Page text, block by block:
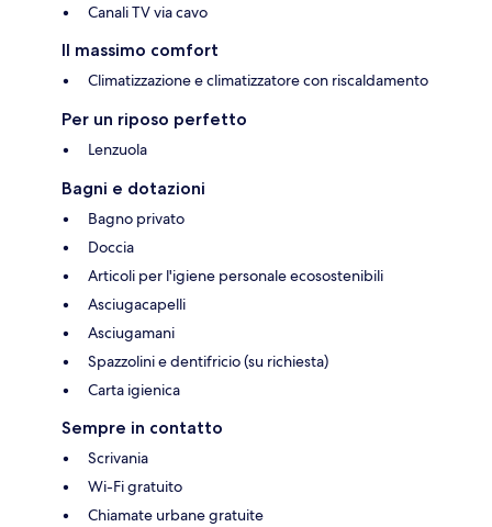
Canali TV via cavo
Il massimo comfort
Climatizzazione e climatizzatore con riscaldamento
Per un riposo perfetto
Lenzuola
Bagni e dotazioni
Bagno privato
Doccia
Articoli per l'igiene personale ecosostenibili
Asciugacapelli
Asciugamani
Spazzolini e dentifricio (su richiesta)
Carta igienica
Sempre in contatto
Scrivania
Wi-Fi gratuito
Chiamate urbane gratuite